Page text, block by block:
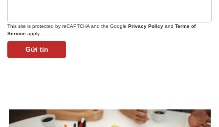
This site is protected by reCAPTCHA and the Google Privacy Policy and Terms of
Service apply.
Gửi tin